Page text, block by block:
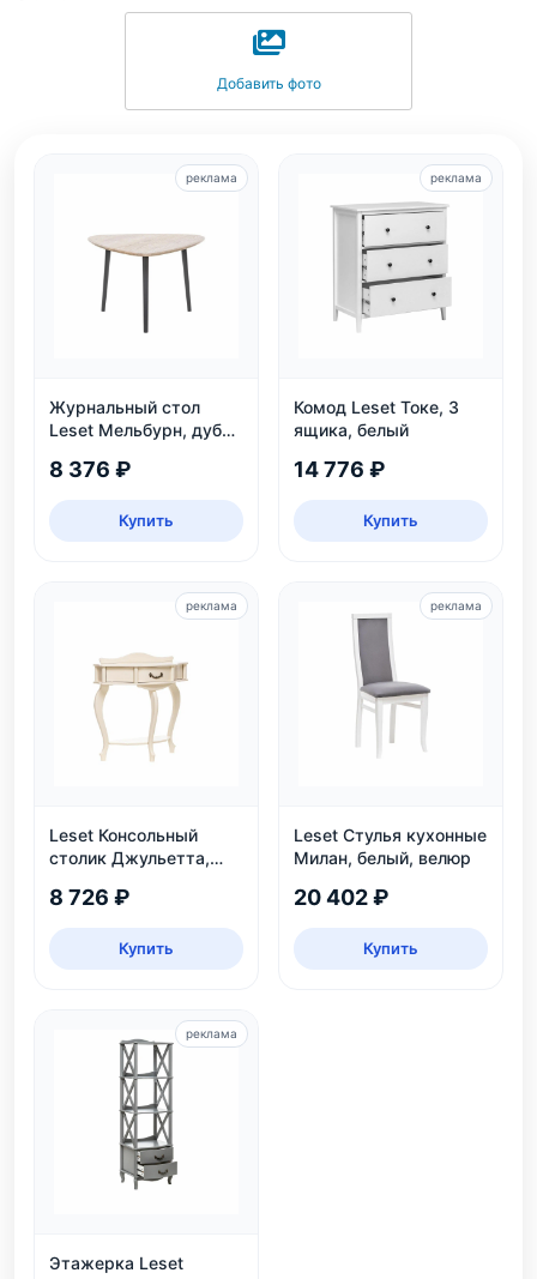
Добавить фото
Журнальный стол
Leset Мельбурн, дуб
8 376 ₽
Купить
реклама
Комод Leset Токе, 3
ящика, белый
14 776 ₽
Купить
реклама
Leset Консольный
столик Джульетта,
8 726 ₽
Купить
реклама
Leset Стулья кухонные
Милан, белый, велюр
20 402 ₽
Купить
реклама
Этажерка Leset
реклама